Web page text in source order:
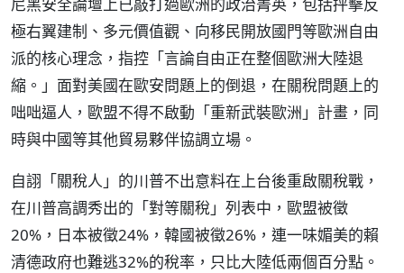
極右翼建制、多元價值觀、向移民開放國門等歐洲自由
派的核心理念，指控「言論自由正在整個歐洲大陸退
縮。」面對美國在歐安問題上的倒退，在關稅問題上的
咄咄逼人，歐盟不得不啟動「重新武裝歐洲」計畫，同
時與中國等其他貿易夥伴協調立場。
自詡「關稅人」的川普不出意料在上台後重啟關稅戰，
在川普高調秀出的「對等關稅」列表中，歐盟被徵
20%，日本被徵24%，韓國被徵26%，連一味媚美的賴
清德政府也難逃32%的稅率，只比大陸低兩個百分點。